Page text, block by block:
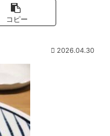
コピー
2026.04.30